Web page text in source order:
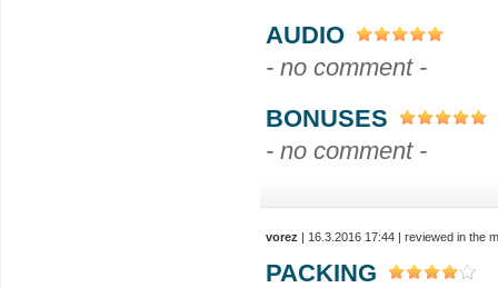
AUDIO
- no comment -
BONUSES
- no comment -
vorez | 16.3.2016 17:44 | reviewed in the
PACKING